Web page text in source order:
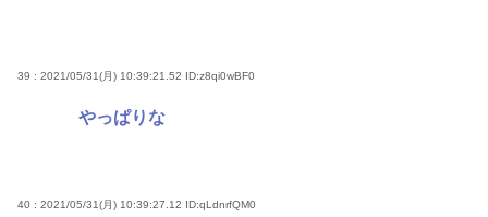
39 : 2021/05/31(月) 10:39:21.52 ID:z8qi0wBF0
やっぱりな
40 : 2021/05/31(月) 10:39:27.12 ID:qLdnrfQM0